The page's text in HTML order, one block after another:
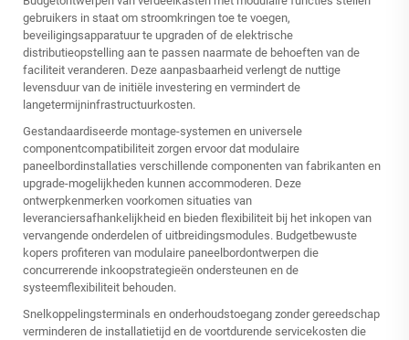
gebruikers in staat om stroomkringen toe te voegen,
beveiligingsapparatuur te upgraden of de elektrische
distributieopstelling aan te passen naarmate de behoeften van de
faciliteit veranderen. Deze aanpasbaarheid verlengt de nuttige
levensduur van de initiële investering en vermindert de
langetermijninfrastructuurkosten.
Gestandaardiseerde montage-systemen en universele
componentcompatibiliteit zorgen ervoor dat modulaire
paneelbordinstallaties verschillende componenten van fabrikanten en
upgrade-mogelijkheden kunnen accommoderen. Deze
ontwerpkenmerken voorkomen situaties van
leveranciersafhankelijkheid en bieden flexibiliteit bij het inkopen van
vervangende onderdelen of uitbreidingsmodules. Budgetbewuste
kopers profiteren van modulaire paneelbordontwerpen die
concurrerende inkoopstrategieën ondersteunen en de
systeemflexibiliteit behouden.
Snelkoppelingsterminals en onderhoudstoegang zonder gereedschap
verminderen de installatietijd en de voortdurende servicekosten die